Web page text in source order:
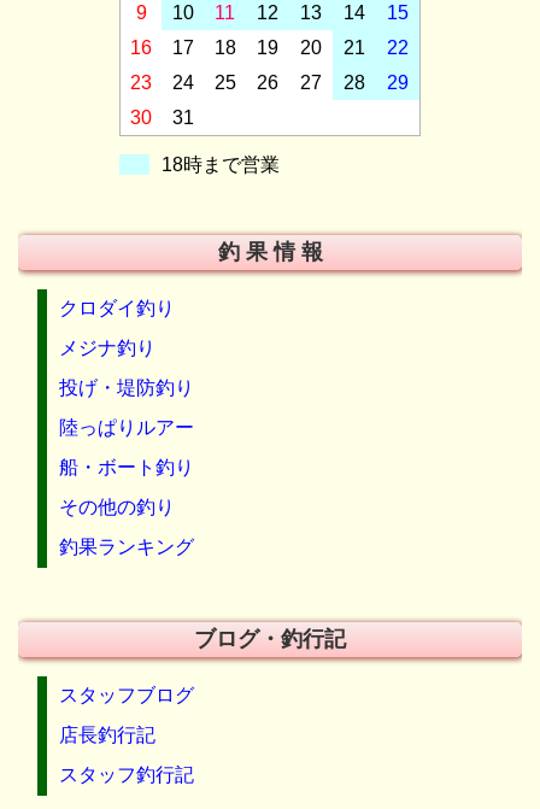
9
10 11 12 13 14
15
16
17 18 19 20 21
22
23
24 25 26 27 28
29
30
31
18時まで営業
釣 果 情 報
クロダイ釣り
メジナ釣り
投げ・堤防釣り
陸っぱりルアー
船・ボート釣り
その他の釣り
釣果ランキング
ブログ・釣行記
スタッフブログ
店長釣行記
スタッフ釣行記